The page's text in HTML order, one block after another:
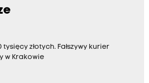
tysięcy złotych. Fałszywy kurier
w Krakowie